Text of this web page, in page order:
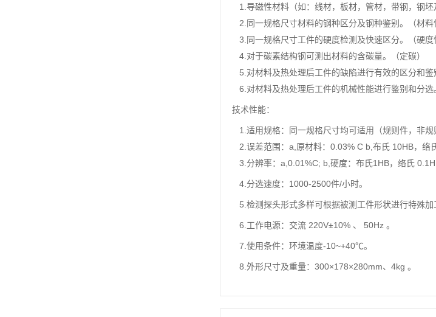
1.导磁性材料（如：线材，板材，管材，带钢，钢
2.同一规格尺寸材料的钢种区分及钢种鉴别。（材料
3.同一规格尺寸工件的硬度检测及快速区分。（硬度
4.对于碳素结构钢可测出材料的含碳量。（定碳）
5.对材料及热处理后工件的缺陷进行有效的区分和鉴
6.对材料及热处理后工件的机械性能进行鉴别和分选
技术性能：
1.适用规格：同一规格尺寸均可适用（规则件，非规
2.误差范围：a,原材料：0.03% C b,布氏 10HB，络
3.分辨率：a,0.01%C; b,硬度：布氏1HB，络氏
4.分选速度：1000-2500件/小时。
5.检测探头形式多样可根据被测工件形状进行特殊加
6.工作电源：交流 220V±10% 、 50Hz 。
7.使用条件：环境温度-10~+40℃。
8.外形尺寸及重量：300×178×280mm、4kg 。